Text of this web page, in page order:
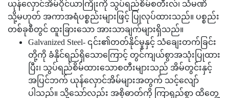
ယုန်လှောင်အိမ်ဝိုင်ယာကြိုးကို သွပ်ရည်စိမ်စတီးလ်၊ သံမဏိ
သို့မဟုတ် အကာအရံပစ္စည်းများဖြင့် ပြုလုပ်ထားသည်။ ပစ္စည်း
တစ်ခုစီတွင် ထူးခြားသော အားသာချက်များရှိသည်။
Galvanized Steel- ၎င်း၏တတ်နိုင်မှုနှင့် သံချေးတက်ခြင်း
တို့ကို ခံနိုင်ရည်ရှိသောကြောင့် တွင်ကျယ်စွာအသုံးပြုထား
ပြီး၊ သွပ်ရည်စိမ်ထားသောစတီးများသည် အိမ်တွင်းနှင့်
အပြင်ဘက် ယုန်လှောင်အိမ်များအတွက် သင့်လျော်
ပါသည်။ သို့သော်လည်း အစိုဓာတ်ကို ကြာရှည်စွာ ထိတွေ့